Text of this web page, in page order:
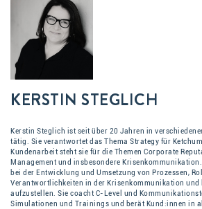
KERSTIN STEGLICH
Kerstin Steglich ist seit über 20 Jahren in
tätig. Sie verantwortet das Thema Strategy für
Kundenarbeit steht sie für die Themen Corporate
Management und insbesondere
bei der Entwicklung und Umsetzung von Prozessen,
Verantwortlichkeiten in der Krisenkommunikation
aufzustellen. Sie coacht C-Level und
Simulationen und Trainings und berät Kund:innen in